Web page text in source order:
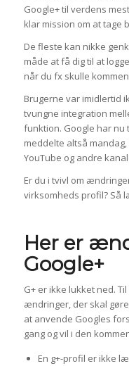
Google+ til verdens
klar mission om at tage
De fleste kan nikke
måde at få dig til at
når du fx skulle
Brugerne var imidlertid
tvungne integration
funktion. Google har
meddelte altså
YouTube og andre
Er du i tvivl om
virksomheds profil? Så
Her er
Google+
G+ er ikke lukket ned.
ændringer, der skal
at anvende Googles
gang og vil i den
En g+-profil er ikke